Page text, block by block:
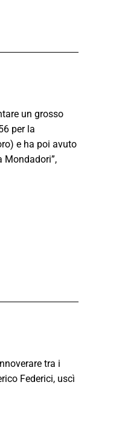
un grosso
per la
e ha poi avuto
Mondadori”,
tra i
Federici, uscì